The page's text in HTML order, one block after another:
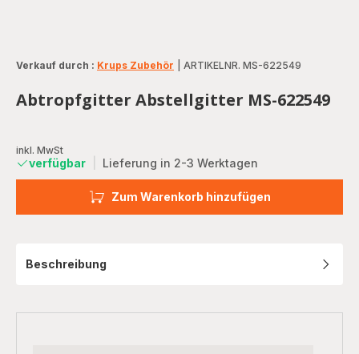
Verkauf durch : Krups Zubehör ARTIKELNR. MS-622549
Abtropfgitter Abstellgitter MS-622549
inkl. MwSt
verfügbar Lieferung in 2-3 Werktagen
Zum Warenkorb hinzufügen
Beschreibung